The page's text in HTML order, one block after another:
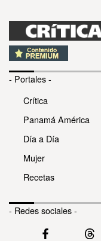
- Portales -
Crítica
Panamá América
Día a Día
Mujer
Recetas
- Redes sociales -